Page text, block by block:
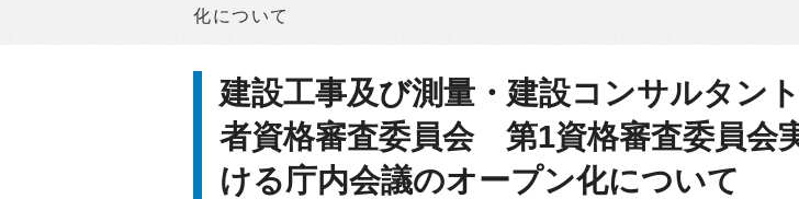
化について
建設工事及び測量・建設コンサルタン
者資格審査委員会 第1資格審査委員会
ける庁内会議のオープン化について